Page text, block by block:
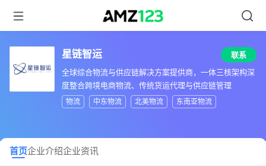
星链智运
联系
全球综合物流与供应链解决方案提供商，一体三核架构深
度整合跨境电商物流、传统货运代理与供应链管理
物流 中东物流 北美物流 东南亚物流
首页企业介绍企业资讯